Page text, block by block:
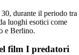
durante il periodo tra
luoghi esotici come
e Berlino.
film I predatori